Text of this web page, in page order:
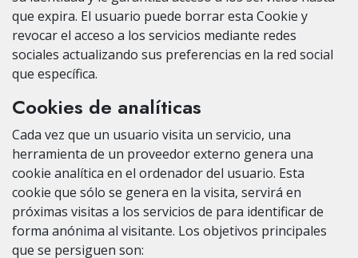
que expira. El usuario puede borrar esta Cookie y
revocar el acceso a los servicios mediante redes
sociales actualizando sus preferencias en la red social
que específica.
Cookies de analíticas
Cada vez que un usuario visita un servicio, una
herramienta de un proveedor externo genera una
cookie analítica en el ordenador del usuario. Esta
cookie que sólo se genera en la visita, servirá en
próximas visitas a los servicios de para identificar de
forma anónima al visitante. Los objetivos principales
que se persiguen son: